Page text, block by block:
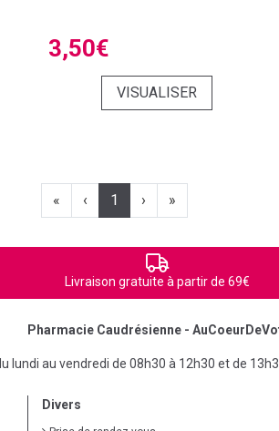
3,50€
VISUALISER
« ‹ 1 › »
Livraison gratuite à partir de 69€
Pharmacie Caudrésienne -
lundi au vendredi de 08h30 à 12h30 et de
Divers